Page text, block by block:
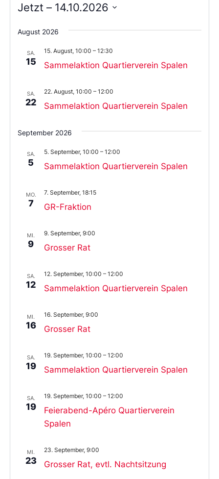
Jetzt – 14.10.2026
Sie
das
aus.
August 2026
SA.
15 Sammelaktion Quartierverein Spalen
15. August, 10:00 – 12:30
SA.
22 Sammelaktion Quartierverein Spalen
22. August, 10:00 – 12:00
September 2026
SA.
5 Sammelaktion Quartierverein Spalen
5. September, 10:00 – 12:00
MO.
7 GR-Fraktion
7. September, 18:15
MI.
9 Grosser Rat
9. September, 9:00
SA.
12 Sammelaktion Quartierverein Spalen
12. September, 10:00 – 12:00
MI.
16 Grosser Rat
16. September, 9:00
SA.
19 Sammelaktion Quartierverein Spalen
19. September, 10:00 – 12:00
SA.
19
Feierabend-Apéro Quartierverein
Spalen
19. September, 10:00 – 12:00
MI.
23 Grosser Rat, evtl. Nachtsitzung
23. September, 9:00